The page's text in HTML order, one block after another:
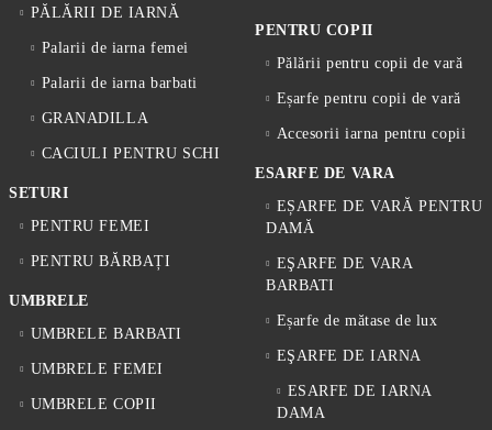
PĂLĂRII DE IARNĂ
Palarii de iarna femei
Palarii de iarna barbati
GRANADILLA
CACIULI PENTRU SCHI
SETURI
PENTRU FEMEI
PENTRU BĂRBAȚI
UMBRELE
UMBRELE BARBATI
UMBRELE FEMEI
UMBRELE COPII
PENTRU COPII
Pălării pentru copii de vară
Eșarfe pentru copii de vară
Accesorii iarna pentru copii
ESARFE DE VARA
EȘARFE DE VARĂ PENTRU
DAMĂ
EŞARFE DE VARA
BARBATI
Eșarfe de mătase de lux
EŞARFE DE IARNA
ESARFE DE IARNA
DAMA